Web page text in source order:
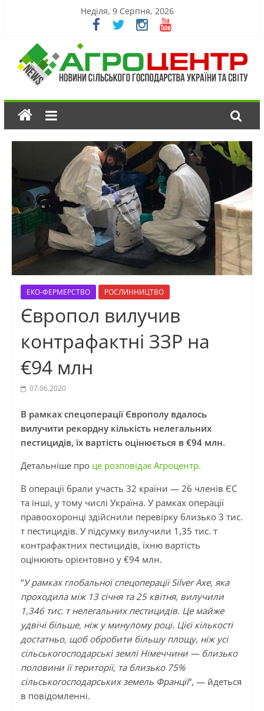
Неділя, 9 Серпня, 2026
ЕКО-ФЕРМЕРСТВО РОСЛИННИЦТВО
Європол вилучив
контрафактні ЗЗР на
€94 млн
07.06.2020
В рамках спецоперації Європолу вдалось
вилучити рекордну кількість нелегальних
пестицидів, їх вартість оцінюється в €94 млн.
Детальніше про це розповідає Агроцентр.
В операції брали участь 32 країни — 26 членів ЄС
та інші, у тому числі Україна. У рамках операції
правоохоронці здійснили перевірку близько 3 тис.
т пестицидів. У підсумку вилучили 1,35 тис. т
контрафактних пестицидів, їхню вартість
оцінюють орієнтовно у €94 млн.
“У рамках глобальної спецоперації Silver Axe, яка
проходила між 13 січня та 25 квітня, вилучили
1,346 тис. т нелегальних пестицидів. Це майже
удвічі більше, ніж у минулому році. Цієї кількості
достатньо, щоб обробити більшу площу, ніж усі
сільськогосподарські землі Німеччини — близько
половини її території, та близько 75%
сільськогосподарських земель Францїі“, — йдеться
в повідомленні.